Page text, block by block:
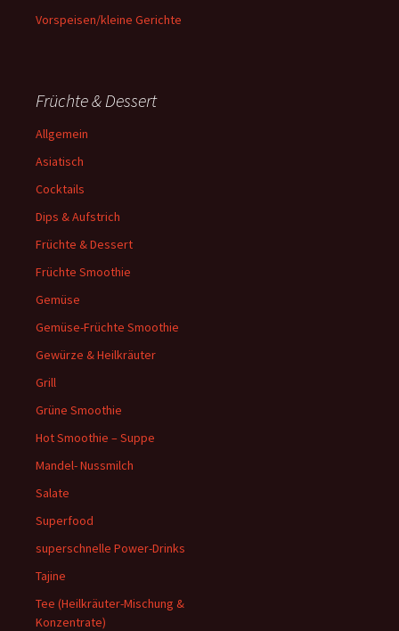
Vorspeisen/kleine Gerichte
Früchte & Dessert
Allgemein
Asiatisch
Cocktails
Dips & Aufstrich
Früchte & Dessert
Früchte Smoothie
Gemüse
Gemüse-Früchte Smoothie
Gewürze & Heilkräuter
Grill
Grüne Smoothie
Hot Smoothie – Suppe
Mandel- Nussmilch
Salate
Superfood
superschnelle Power-Drinks
Tajine
Tee (Heilkräuter-Mischung &
Konzentrate)